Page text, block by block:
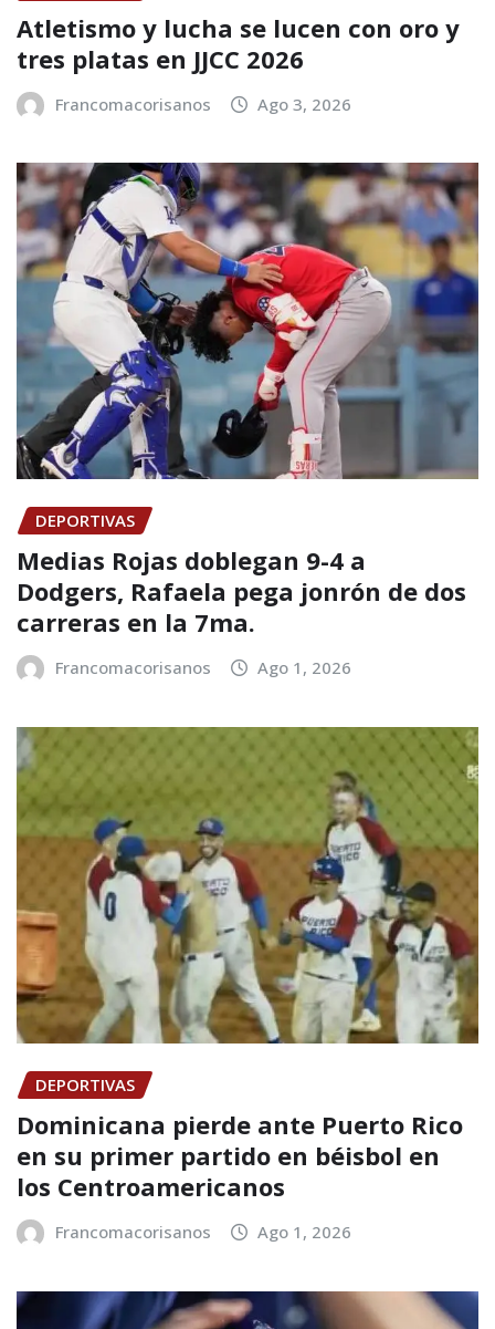
Atletismo y lucha se lucen con oro y
tres platas en JJCC 2026
Francomacorisanos Ago 3, 2026
DEPORTIVAS
Medias Rojas doblegan 9-4 a
Dodgers, Rafaela pega jonrón de dos
carreras en la 7ma.
Francomacorisanos Ago 1, 2026
DEPORTIVAS
Dominicana pierde ante Puerto Rico
en su primer partido en béisbol en
los Centroamericanos
Francomacorisanos Ago 1, 2026